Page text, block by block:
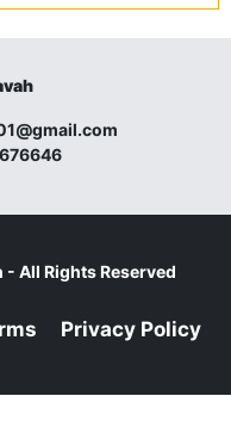
- All Rights Reserved
Privacy Policy